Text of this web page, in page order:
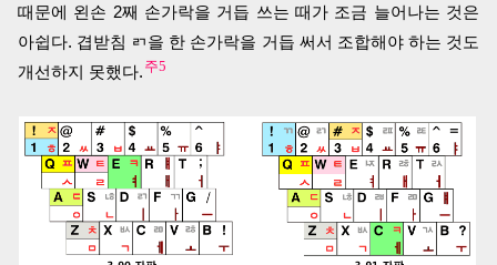
때문에 왼손 2째 손가락을 거듭 쓰는 때가 조금 늘어나는 것은
아쉽다. 겹받침 ㄺ을 한 손가락을 거듭 써서 조합해야 하는 것도
개선하지 못했다. 주5